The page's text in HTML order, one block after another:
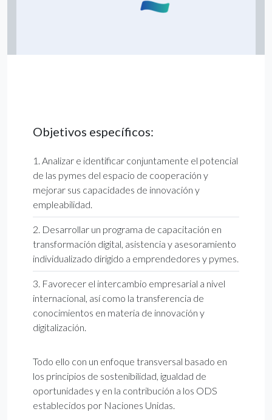
Objetivos específicos:
Analizar e identificar conjuntamente el potencial
de las pymes del espacio de cooperación y
mejorar sus capacidades de innovación y
empleabilidad.
Desarrollar un programa de capacitación en
transformación digital, asistencia y asesoramiento
individualizado dirigido a emprendedores y pymes.
Favorecer el intercambio empresarial a nivel
internacional, así como la transferencia de
conocimientos en materia de innovación y
digitalización.
Todo ello con un enfoque transversal basado en
los principios de sostenibilidad, igualdad de
oportunidades y en la contribución a los ODS
establecidos por Naciones Unidas.